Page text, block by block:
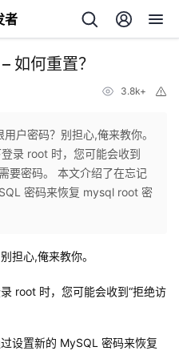
者
如何重置？
3.8k+
户密码？别担心,俺来教你。
录 root 时，您可能会收到
要密码。 本文介绍了在忘记
密码来恢复 mysql root 密
担心,俺来教你。
root 时，您可能会收到“拒绝访
设置新的 MySQL 密码来恢复